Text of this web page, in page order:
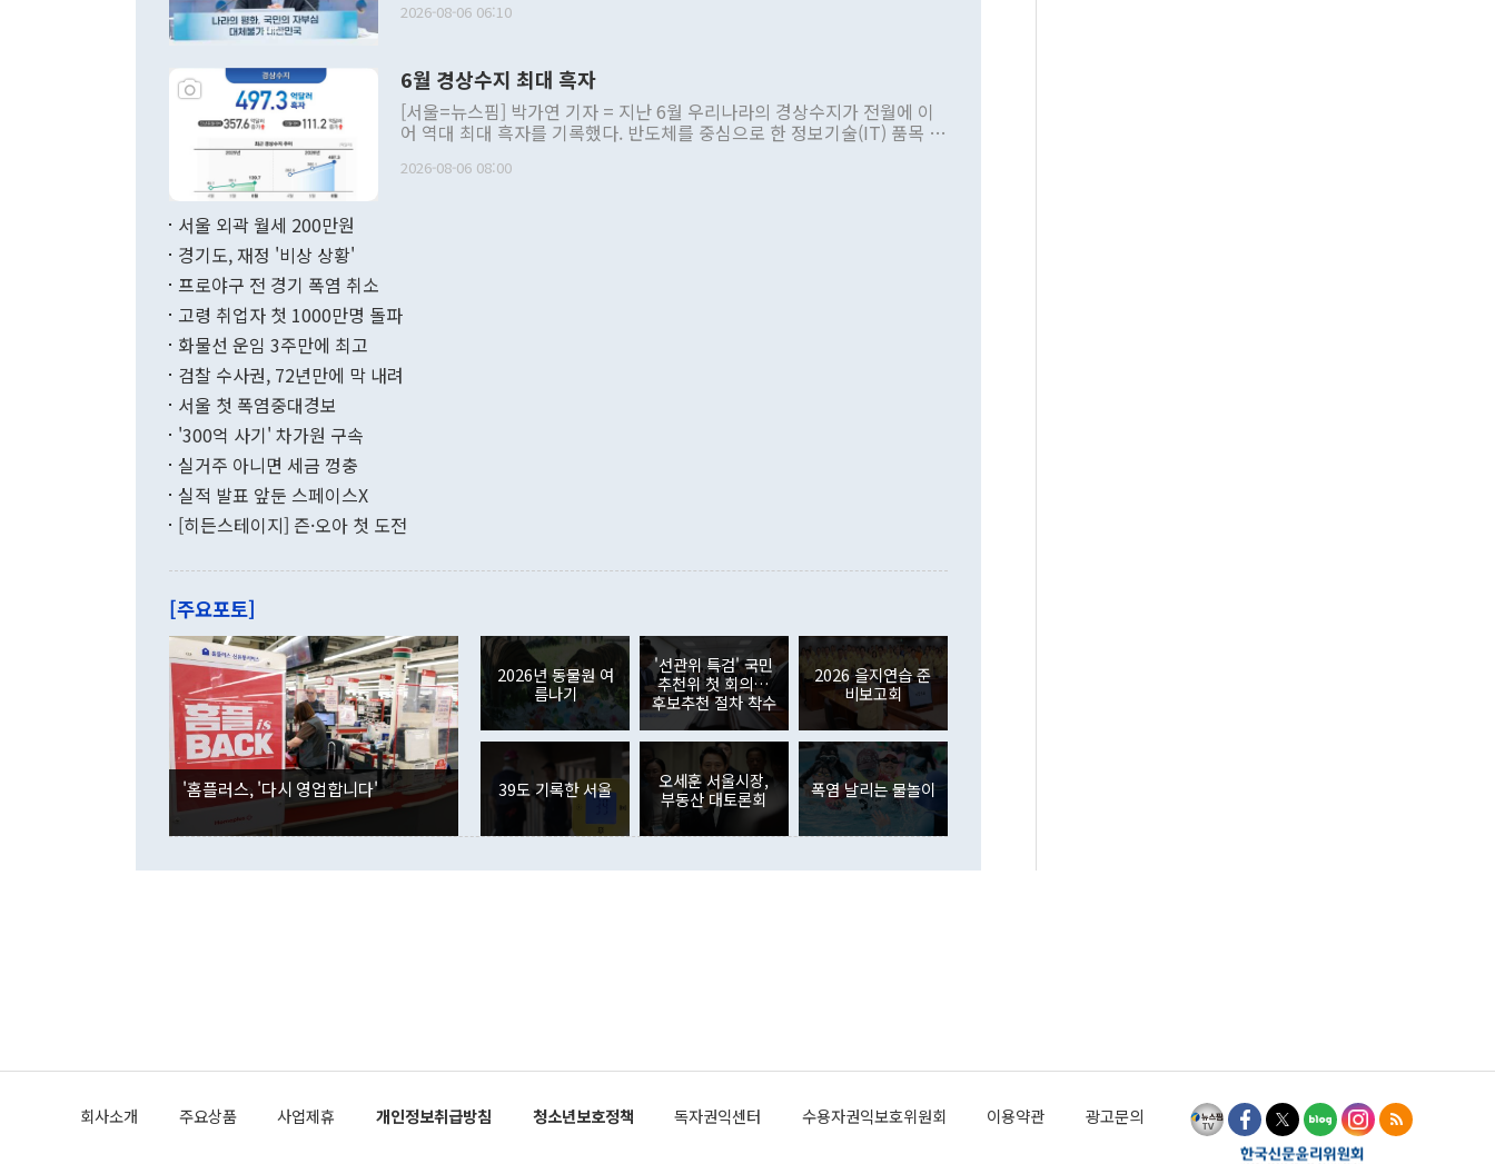
발언 중에는 정부 내 조율을 거치지 않은 사안을 정책으로 추진하겠다고 공
주의적 희망에 근거한 비현실적 구상'이라는 비판을 내놨다. 그동안 정 장
관의 대북 정책 관련 발언이 물의를 빚은 적은 여러 번 있지만 대통령과 유
관 부처 장관이 공개적으로 부정적 입장을 표명한 것은 이례적이다. 정 장
관의 무리한 대북 접근법과 월권을 제어해야 한다는 목소리도 높아지고 있
다. [정동영 통일부 장관이 지난달 23일 오후 서울 종로구 정부서울청사에
무너졌다고도 했다. 또 "현 시점에서 흘러간 선(先)비핵화만 되뇌는 것은
함께 4자 대화의 동력을 확보하기 위해 최선을 다할 것"이라고 말했다. 하
"우리의 선의대로 하는 게 과연 한반도의 평화와 안정에 플러스냐, 결론적
관은 업무보고 사후 브리핑에서 정 장관이 언급한 '4자 회담'에 대해 "이상
이 9월 러시아 블라디보스토크에서 열리는 '동방경제포럼(EEF)'을 언급하
며 "정부 차원에서 (참석을) 검토하고 있다"고 발언한 데 대해서도 조 장관
은 "그것은 외교부의 몫"이라며 "아직 거기까지 진도가 나가지 않았다"고
잘랐다. 정 장관이 이날 소개한 대북 구상과 설명은 정부 내 조율을 거치지
않았다는 점에서 문제가 있다. 특히 주적 표현 대체와 국호 사용, 9·19 군
사합의 복원, 4자회담 추진 등은 통일부 장관이 결정할 사안이 아니어서 월
권이라는 지적이 나오고 있다. 이 대통령은 정 장관의 업무보고를 듣고 난
뒤 "여기 업무보고에 발표했다고 승인난 건 아니다"라고 재차 확인했다. 정
부의 한 소식통은 "정 장관의 발언 내용은 대부분 국가안전보장회의(NSC)
를 거쳐 결정된 사안이 아닌 정 장관의 개인적 생각에 가깝다"며 "안보 관
련 부처 장관이 정부의 공식 정책이 아닌 사안을 추진하겠다고 업무보고를
하고 대통령의 면전에서 '국군통수권자가 나서야 한다'고 주장한 것은 심각
이나 미국은 북한에 선비핵화를 공식적으로 요구한 적이 없기 때문이다. 지
공하는 방식으로 이뤄졌다. 1994년 북·미 제네바 기본합의는 핵시설 동결
2026-08-06 06:10
6월 경상수지 최대 흑자
[서울=뉴스핌] 박가연 기자 = 지난 6월 우리나라의 경상수지가 전월에 이
어 역대 최대 흑자를 기록했다. 반도체를 중심으로 한 정보기술(IT) 품목 수
료=한국은행] 한국은행이 6일 발표한 '2026년 6월 국제수지(잠정)'에 따르
며 월간 기준 처음으로 1000억달러를 넘어섰다. 상품수입은 644억8000만
196.9% 급증했고 컴퓨터·주변기기(SSD)는 282.7% 증가했다. IT 품목
수출은 160.4% 늘었으며 비IT 품목도 ▲석유제품(47.5%) ▲화공품
기록했지만 지식재산권사용료수지는 전월 흑자에서 4억4000만달러 적자
로 전환됐다. 본원소득수지는 배당소득을 중심으로 32억7000만달러 흑자
는 배당수입이 늘어난 데다 전월 분기배당에 따른 기저효과로 배당지급이
였던 올해 3월(369억9000만달러)을 넘어선 것이다. 직접투자에서는 내국
인의 해외투자가 80억1000만달러, 외국인의 국내투자가 46억3000만달러
각각 증가했다. 증권투자에서는 외국인의 국내 주식 매도세가 이어졌다. 외
국인의 국내 주식 투자는 차익실현 매도 등의 영향으로 316억1000만달러
감소하며 전월(-310억5000만달러)에 이어 역대 최대 순매도 기록을 다시
경신했다. 외국인의 국내 채권투자는 세계국채지수(WGBI) 자금 유입에도
분기 말 만기도래 영향으로 증가 폭이 줄어든 52억9000만달러를 기록했
다. 내국인의 해외 증권투자는 주식을 중심으로 35억6000만달러 증가했
다. eoyn2@newspim.com
2026-08-06 08:00
서울 외곽 월세 200만원
경기도, 재정 '비상 상황'
프로야구 전 경기 폭염 취소
고령 취업자 첫 1000만명 돌파
화물선 운임 3주만에 최고
검찰 수사권, 72년만에 막 내려
서울 첫 폭염중대경보
'300억 사기' 차가원 구속
실거주 아니면 세금 껑충
실적 발표 앞둔 스페이스X
[히든스테이지] 즌·오아 첫 도전
[주요포토]
'홈플러스, '다시 영업합니다'
2026년 동물원 여
름나기
'선관위 특검' 국민
추천위 첫 회의…
후보추천 절차 착수
2026 을지연습 준
비보고회
39도 기록한 서울
오세훈 서울시장,
부동산 대토론회
폭염 날리는 물놀이
회사소개 주요상품 사업제휴 개인정보취급방침 청소년보호정책 독자권익센터 수용자권익보호위원회 이용약관 광고문의